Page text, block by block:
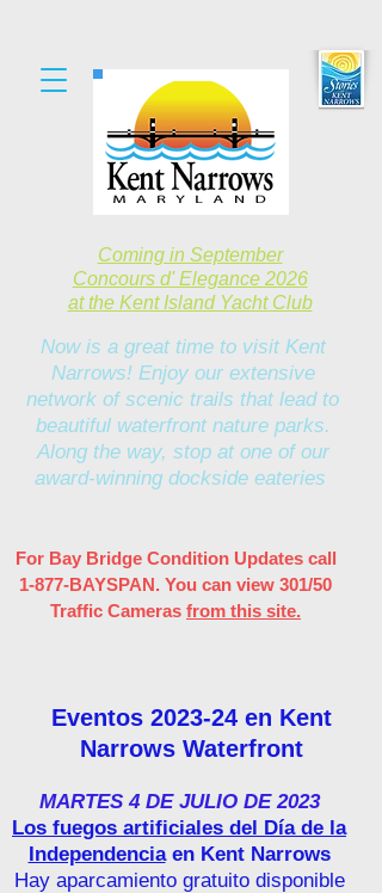
Now is a great time to visit Kent
Narrows! Enjoy our extensive
network of scenic trails that lead to
beautiful waterfront nature parks.
Along the way, stop at one of our
award-winning dockside eateries
Coming in September
Concours d' Elegance 2026
at the Kent Island Yacht Club
For Bay Bridge Condition Updates call
1-877-BAYSPAN. You can view 301/50
Traffic Cameras from this site.
Eventos 2023-24 en Kent
Narrows Waterfront
MARTES 4 DE JULIO DE 2023
Los fuegos artificiales del Día de la
Independenciaen Kent Narrows
Hay aparcamiento gratuito disponible